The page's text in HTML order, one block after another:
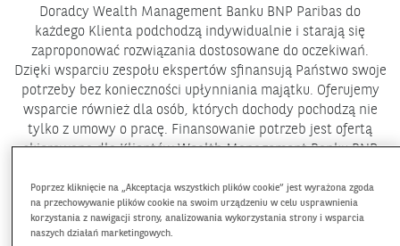
Doradcy Wealth Management Banku BNP Paribas do
każdego Klienta podchodzą indywidualnie i starają się
zaproponować rozwiązania dostosowane do oczekiwań.
Dzięki wsparciu zespołu ekspertów sfinansują Państwo swoje
potrzeby bez konieczności upłynniania majątku. Oferujemy
wsparcie również dla osób, których dochody pochodzą nie
tylko z umowy o pracę. Finansowanie potrzeb jest ofertą
skierowaną dla Klientów Wealth Management Banku BNP
CO NAS WYRÓŻNIA
Poprzez kliknięcie na „Akceptacja wszystkich plików cookie” jest wyrażona zgoda
na przechowywanie plików cookie na swoim urządzeniu w celu usprawnienia
korzystania z nawigacji strony, analizowania wykorzystania strony i wsparcia
naszych działań marketingowych.